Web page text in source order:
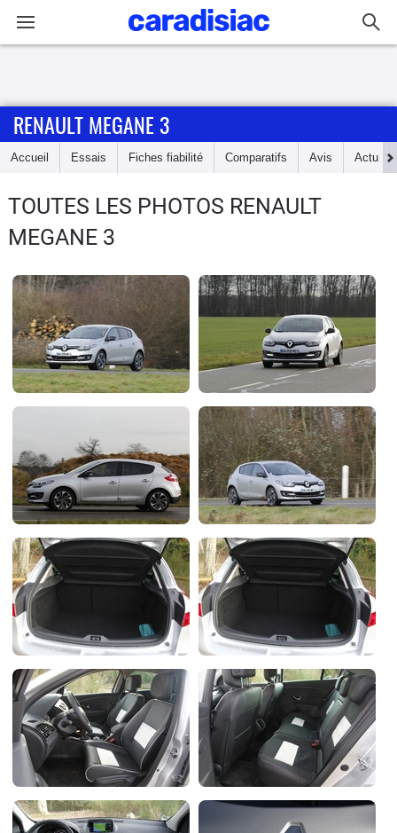
Accueil
Essais
d'achat
Electriques
Utilitaires
Services
Forum
Moto
Marques
RENAULT MEGANE 3
Accueil Essais Fiches fiabilité Comparatifs Avis Actu
TOUTES LES PHOTOS RENAULT
MEGANE 3